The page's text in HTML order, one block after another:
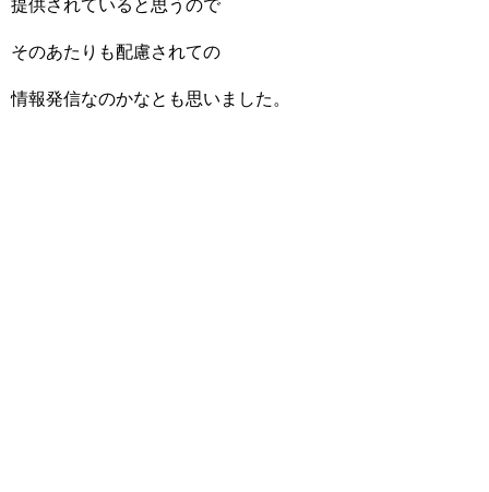
提供されていると思うので
そのあたりも配慮されての
情報発信なのかなとも思いました。